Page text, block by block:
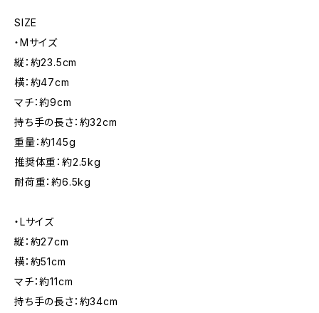
SIZE
・Mサイズ
縦：約23.5cm
横：約47cm
マチ：約9cm
持ち手の長さ：約32cm
重量：約145g
推奨体重：約2.5kg
耐荷重：約6.5kg
・Lサイズ
縦：約27cm
横：約51cm
マチ：約11cm
持ち手の長さ：約34cm